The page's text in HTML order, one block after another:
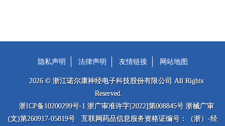
隐私声明 法律声明 友情链接 网站地图
2026 © 浙江诺尔康神经电子科技股份有限公司 All Rights
Reserved.
浙ICP备10200299号-1 浙广审准许字[2022]第008845号 浙械广审
(文)第260917-05819号 互联网药品信息服务资格证编号：（浙）-经